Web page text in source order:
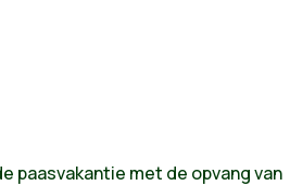
paasvakantie met de opvang van